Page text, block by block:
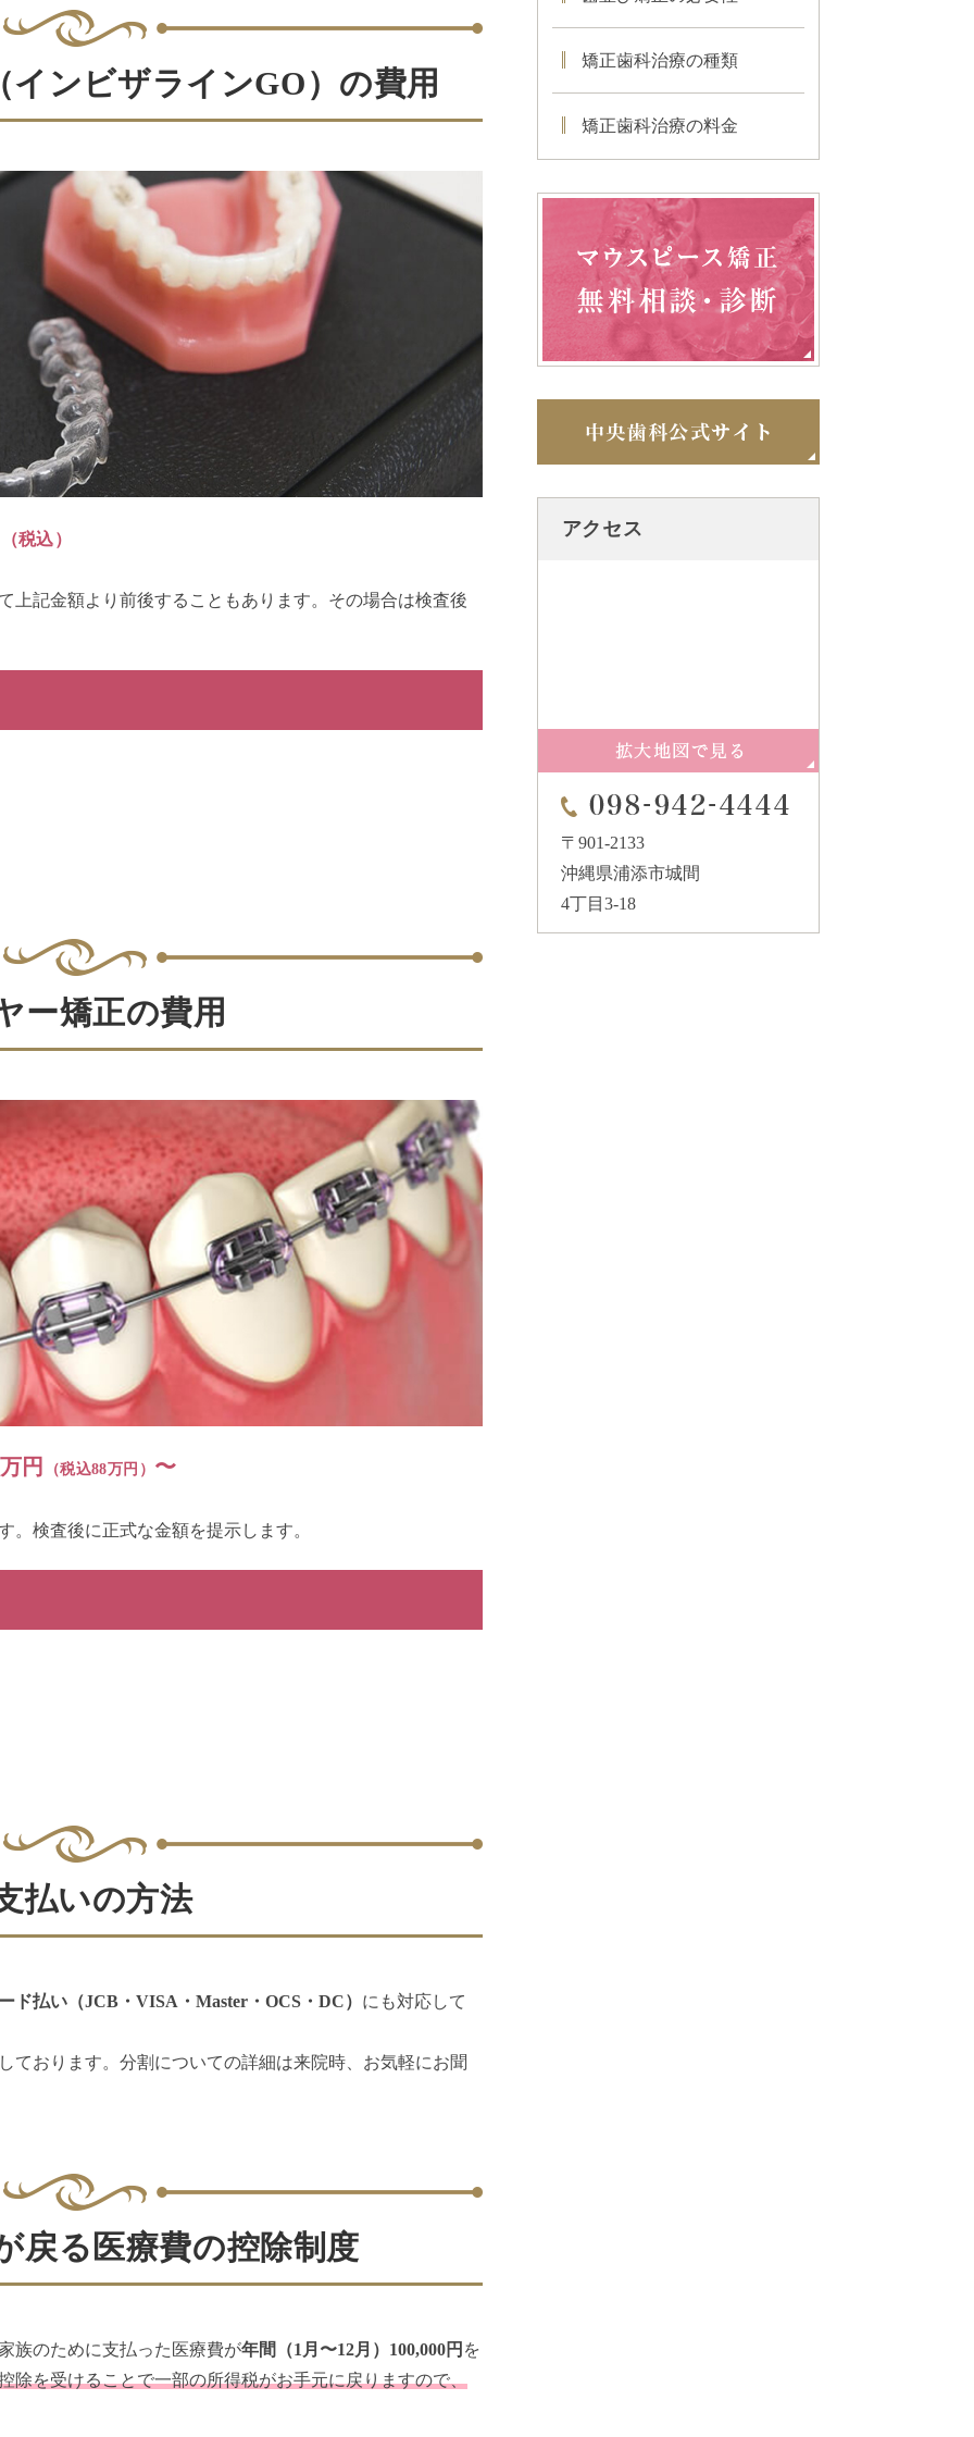
ンビザラインGO）の費用
（税込）
記金額より前後することもあります。その場合は検査後
ー矯正の費用
円 （税込88万円） 〜
検査後に正式な金額を提示します。
払いの方法
ド払い（JCB・VISA・Master・OCS・DC） にも対応して
ております。分割についての詳細は来院時、お気軽にお聞
戻る医療費の控除制度
族のために支払った医療費が年間（1月〜12月）100,000円 を
除を受けることで一部の所得税がお手元に戻りますので、
矯正歯科治療の種類
矯正歯科治療の料金
アクセス
〒901-2133
沖縄県浦添市城間
4丁目3-18